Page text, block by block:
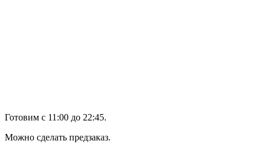
Готовим с 11:00 до 22:45.
Можно сделать предзаказ.